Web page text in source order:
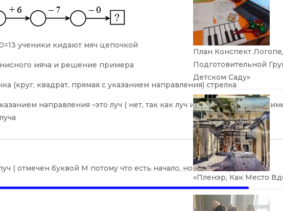
ученики кидают мяч цепочкой
мяча и решение примера
(круг, квадрат, прямая с указанием направления) стрелка
направления –это луч ( нет, так как луч имеет начало , но не
( отмечен буквой М потому что есть начало, но нет конца)
План Конспект
Подготовительной
Детском Саду»
«Пленэр, Как Место